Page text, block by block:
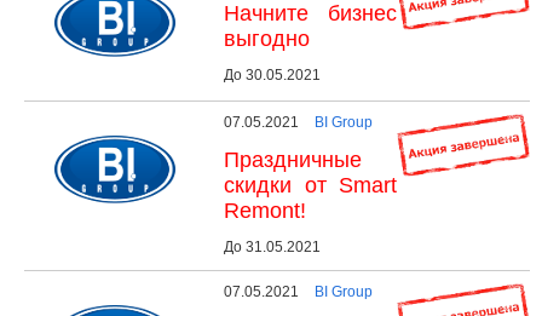
Начните бизнес
выгодно
До 30.05.2021
07.05.2021 BI Group
Праздничные
скидки от Smart
Remont!
До 31.05.2021
07.05.2021 BI Group